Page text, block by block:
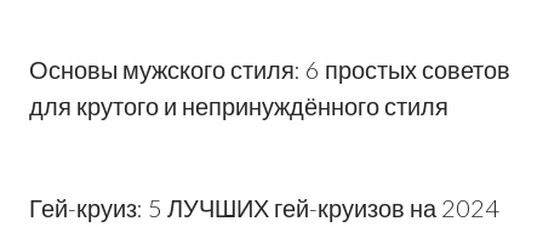
Основы мужского стиля: 6 простых советов
для крутого и непринуждённого стиля
Гей-круиз: 5 ЛУЧШИХ гей-круизов на 2024